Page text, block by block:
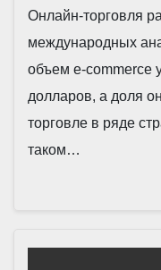
Онлайн-торговля
международных
объем e-commerce
долларов, а доля
торговле в ряде
таком…